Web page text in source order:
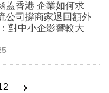
蓋香港 企業如何求
公司撐商家退回額外
對中小企影響較大